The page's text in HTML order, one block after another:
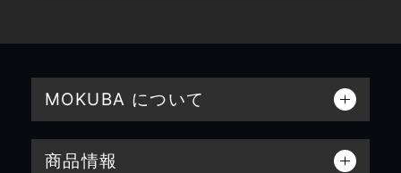
MOKUBA について
商品情報